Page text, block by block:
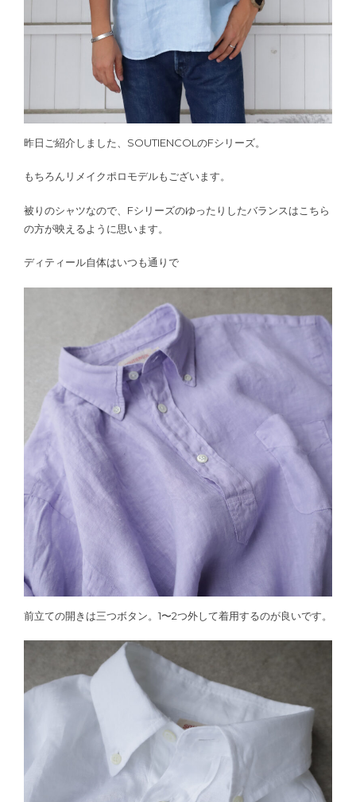
昨日ご紹介しました、SOUTIENCOLのFシリーズ。
もちろんリメイクポロモデルもございます。
被りのシャツなので、Fシリーズのゆったりしたバランスはこちら
の方が映えるように思います。
ディティール自体はいつも通りで
前立ての開きは三つボタン。1〜2つ外して着用するのが良いです。